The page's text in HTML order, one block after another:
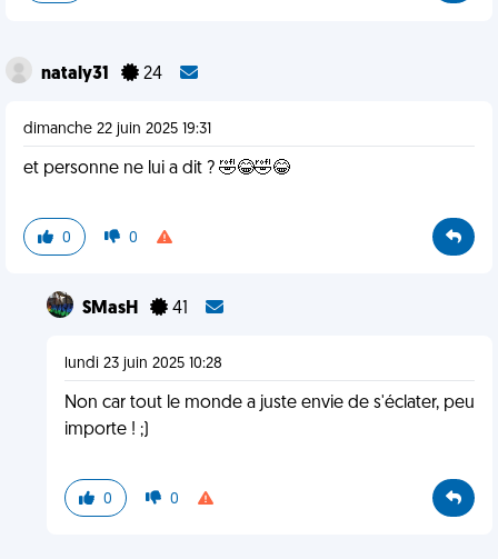
nataly31 24
dimanche 22 juin 2025 19:31
et personne ne lui a dit ? 🤣😂🤣😂
0 0
SMasH 41
lundi 23 juin 2025 10:28
Non car tout le monde a juste envie de s'éclater, peu
importe ! ;)
0 0